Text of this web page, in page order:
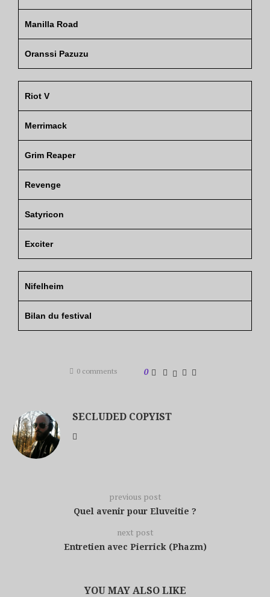
Manilla Road
Oranssi Pazuzu
Riot V
Merrimack
Grim Reaper
Revenge
Satyricon
Exciter
Nifelheim
Bilan du festival
0 comments 0
SECLUDED COPYIST
previous post
Quel avenir pour Eluveitie ?
next post
Entretien avec Pierrick (Phazm)
YOU MAY ALSO LIKE